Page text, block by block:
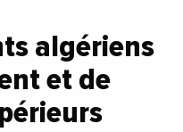
algériens
et de